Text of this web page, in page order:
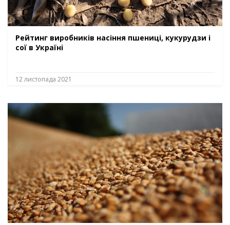
Рейтинг виробників насіння пшениці, кукурудзи і
сої в Україні
12 листопада 2021